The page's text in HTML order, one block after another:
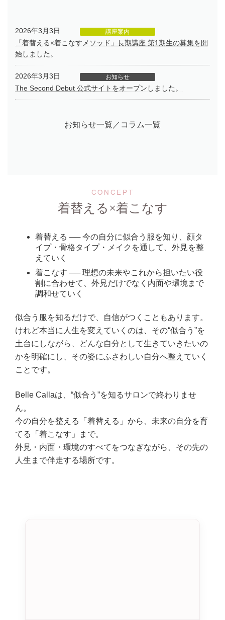
2026年3月3日 講座案内
「着替える×着こなすメソッド」長期講座 第1期生の募集を開
始しました。
2026年3月3日 お知らせ
The Second Debut 公式サイトをオープンしました。
お知らせ一覧／コラム一覧
CONCEPT
着替える×着こなす
着替える ── 今の自分に似合う服を知り、顔タ
イプ・骨格タイプ・メイクを通して、外見を整
えていく
着こなす ── 理想の未来やこれから担いたい役
割に合わせて、外見だけでなく内面や環境まで
調和せていく
似合う服を知るだけで、自信がつくこともあります。
けれど本当に人生を変えていくのは、その“似合う”を
土台にしながら、どんな自分として生きていきたいの
かを明確にし、その姿にふさわしい自分へ整えていく
ことです。
Belle Callaは、“似合う”を知るサロンで終わりませ
ん。
今の自分を整える「着替える」から、未来の自分を育
てる「着こなす」まで。
外見・内面・環境のすべてをつなぎながら、その先の
人生まで伴走する場所です。